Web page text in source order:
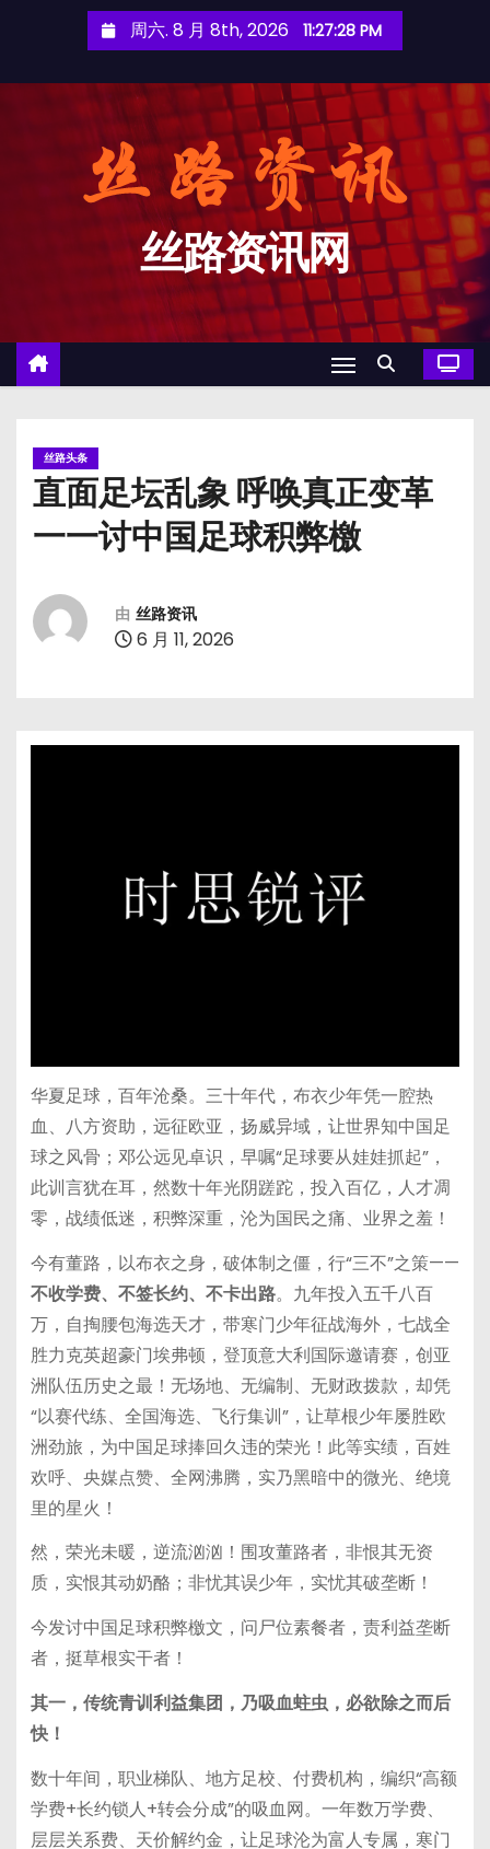
周六. 8 月 8th, 2026 11:27:28 PM
丝路资讯网
丝路头条
直面足坛乱象 呼唤真正变革
一一讨中国足球积弊檄
由 丝路资讯
6 月 11, 2026
华夏足球，百年沧桑。三十年代，布衣少年凭一腔热
血、八方资助，远征欧亚，扬威异域，让世界知中国足
球之风骨；邓公远见卓识，早嘱“足球要从娃娃抓起”，
此训言犹在耳，然数十年光阴蹉跎，投入百亿，人才凋
零，战绩低迷，积弊深重，沦为国民之痛、业界之羞！
今有董路，以布衣之身，破体制之僵，行“三不”之策——
不收学费、不签长约、不卡出路。九年投入五千八百
万，自掏腰包海选天才，带寒门少年征战海外，七战全
胜力克英超豪门埃弗顿，登顶意大利国际邀请赛，创亚
洲队伍历史之最！无场地、无编制、无财政拨款，却凭
“以赛代练、全国海选、飞行集训”，让草根少年屡胜欧
洲劲旅，为中国足球捧回久违的荣光！此等实绩，百姓
欢呼、央媒点赞、全网沸腾，实乃黑暗中的微光、绝境
里的星火！
然，荣光未暖，逆流汹汹！围攻董路者，非恨其无资
质，实恨其动奶酪；非忧其误少年，实忧其破垄断！
今发讨中国足球积弊檄文，问尸位素餐者，责利益垄断
者，挺草根实干者！
其一，传统青训利益集团，乃吸血蛀虫，必欲除之而后
快！
数十年间，职业梯队、地方足校、付费机构，编织“高额
学费+长约锁人+转会分成”的吸血网。一年数万学费、
层层关系费、天价解约金，让足球沦为富人专属，寒门